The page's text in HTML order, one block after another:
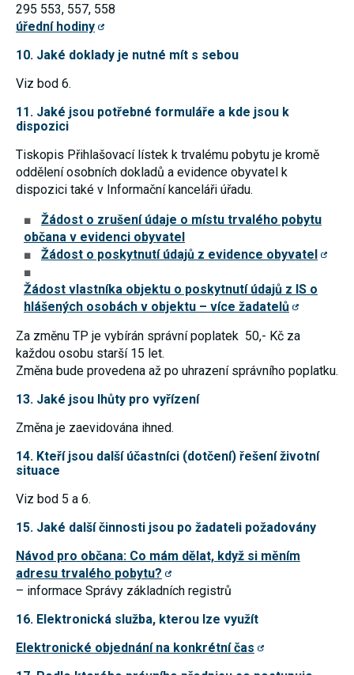
295 553, 557, 558
úřední hodiny
10. Jaké doklady je nutné mít s sebou
Viz bod 6.
11. Jaké jsou potřebné formuláře a kde jsou k
dispozici
Tiskopis Přihlašovací lístek k trvalému pobytu je kromě
oddělení osobních dokladů a evidence obyvatel k
dispozici také v Informační kanceláři úřadu.
Žádost o zrušení údaje o místu trvalého pobytu
občana v evidenci obyvatel
Žádost o poskytnutí údajů z evidence obyvatel
Žádost vlastníka objektu o poskytnutí údajů z IS o
hlášených osobách v objektu – více žadatelů
Za změnu TP je vybírán správní poplatek 50,- Kč za
každou osobu starší 15 let.
Změna bude provedena až po uhrazení správního poplatku.
13. Jaké jsou lhůty pro vyřízení
Změna je zaevidována ihned.
14. Kteří jsou další účastníci (dotčení) řešení životní
situace
Viz bod 5 a 6.
15. Jaké další činnosti jsou po žadateli požadovány
Návod pro občana: Co mám dělat, když si měním
adresu trvalého pobytu?
– informace Správy základních registrů
16. Elektronická služba, kterou lze využít
Elektronické objednání na konkrétní čas